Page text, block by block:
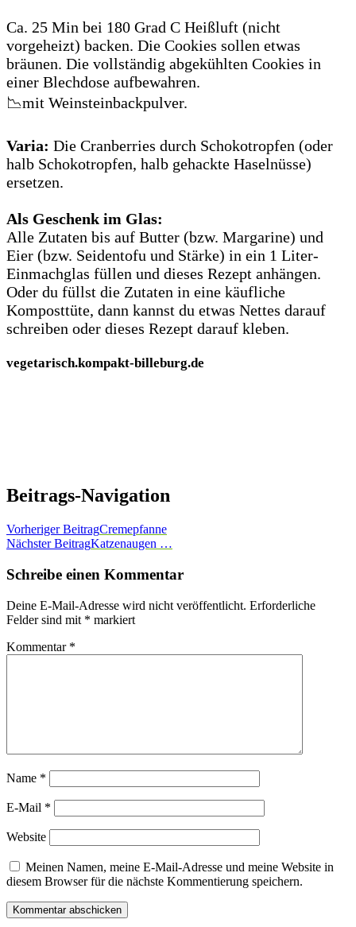
Ca. 25 Min bei 180 Grad C Heißluft (nicht
vorgeheizt) backen. Die Cookies sollen etwas
bräunen. Die vollständig abgekühlten Cookies in
einer Blechdose aufbewahren.
📉mit Weinsteinbackpulver.
Varia: Die Cranberries durch Schokotropfen (oder
halb Schokotropfen, halb gehackte Haselnüsse)
ersetzen.
Als Geschenk im Glas:
Alle Zutaten bis auf Butter (bzw. Margarine) und
Eier (bzw. Seidentofu und Stärke) in ein 1 Liter-
Einmachglas füllen und dieses Rezept anhängen.
Oder du füllst die Zutaten in eine käufliche
Komposttüte, dann kannst du etwas Nettes darauf
schreiben oder dieses Rezept darauf kleben.
vegetarisch.kompakt-billeburg.de
Beitrags-Navigation
Vorheriger BeitragCremepfanne
Nächster BeitragKatzenaugen …
Schreibe einen Kommentar
Deine E-Mail-Adresse wird nicht veröffentlicht. Erforderliche
Felder sind mit * markiert
Kommentar *
Name *
E-Mail *
Website
Meinen Namen, meine E-Mail-Adresse und meine Website in
diesem Browser für die nächste Kommentierung speichern.